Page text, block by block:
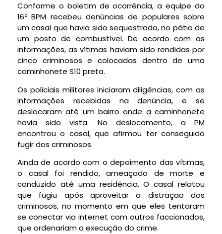
Conforme o boletim de ocorrência, a equipe do
16º BPM recebeu denúncias de populares sobre
um casal que havia sido sequestrado, no pátio de
um posto de combustível. De acordo com as
informações, as vítimas haviam sido rendidas por
cinco criminosos e colocadas dentro de uma
caminhonete S10 preta.
Os policiais militares iniciaram diligências, com as
informações recebidas na denúncia, e se
deslocaram até um bairro onde a caminhonete
havia sido vista. No deslocamento, a PM
encontrou o casal, que afirmou ter conseguido
fugir dos criminosos.
Ainda de acordo com o depoimento das vítimas,
o casal foi rendido, ameaçado de morte e
conduzido até uma residência. O casal relatou
que fugiu após aproveitar a distração dos
criminosos, no momento em que eles tentaram
se conectar via internet com outros faccionados,
que ordenariam a execução do crime.